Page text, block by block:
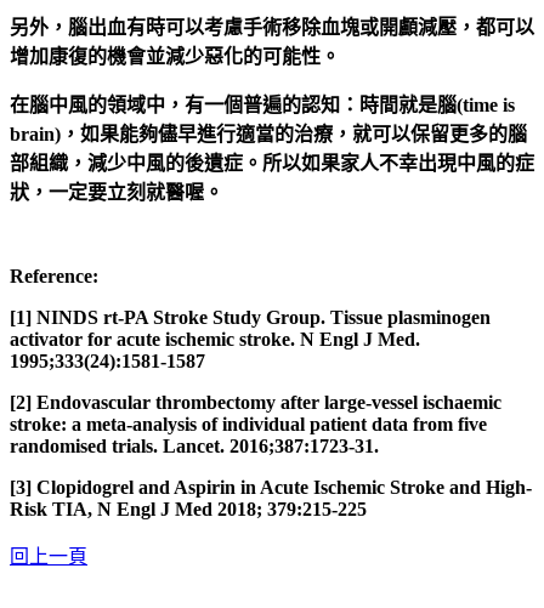
另外，腦出血有時可以考慮手術移除血塊或開顱減壓，都可以
增加康復的機會並減少惡化的可能性。
在腦中風的領域中，有一個普遍的認知：時間就是腦(time is
brain)，如果能夠儘早進行適當的治療，就可以保留更多的腦
部組織，減少中風的後遺症。所以如果家人不幸出現中風的症
狀，一定要立刻就醫喔。
Reference:
[1] NINDS rt-PA Stroke Study Group. Tissue plasminogen
activator for acute ischemic stroke. N Engl J Med.
1995;333(24):1581-1587
[2] Endovascular thrombectomy after large-vessel ischaemic
stroke: a meta-analysis of individual patient data from five
randomised trials. Lancet. 2016;387:1723-31.
[3] Clopidogrel and Aspirin in Acute Ischemic Stroke and High-
Risk TIA, N Engl J Med 2018; 379:215-225
回上一頁